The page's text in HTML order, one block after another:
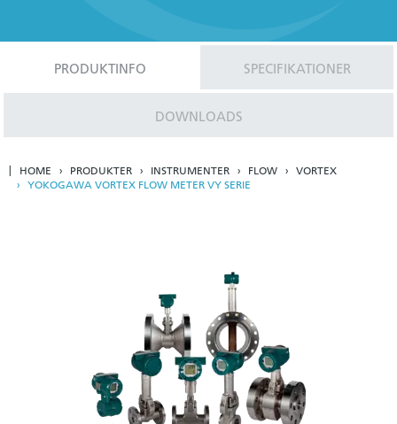
PRODUKTINFO SPECIFIKATIONER
DOWNLOADS
HOME PRODUKTER INSTRUMENTER FLOW
VORTEX
YOKOGAWA VORTEX FLOW METER VY SERIE